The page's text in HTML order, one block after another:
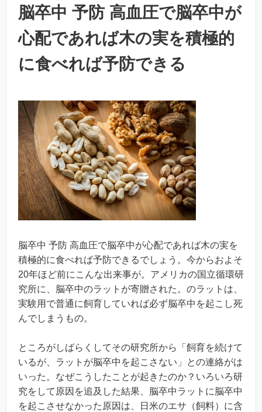
脳卒中 予防 高血圧で脳卒中が
心配であれば木の実を積極的
に食べれば予防できる
脳卒中 予防 高血圧で脳卒中が心配であれば木の実を
積極的に食べれば予防できるでしょう。今からおよそ
20年ほど前にこんな出来事が。アメリカの国立循環研
究所に、脳卒中のラットが寄贈された。のラットは、
実験用で普通に飼育していれば必ず脳卒中を起こし死
んでしまうもの。
ところがしばらくしてその研究所から「飼育を続けて
いるが、ラットが脳卒中を起こさない」との連絡がは
いった。なぜこうしたことが起きたのか？いろいろ研
究をして原因を追及した結果、脳卒中ラットに脳卒中
を起こさせなかった原因は、日米のエサ（飼料）に含